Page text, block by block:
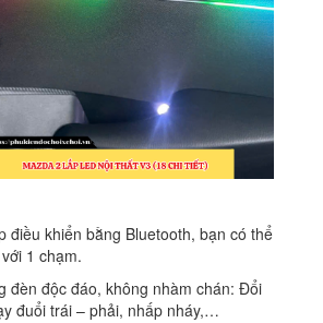
điều khiển bằng Bluetooth, bạn có thể
1 chạm.
đèn độc đáo, không nhàm chán: Đổi
đuổi trái – phải, nhấp nháy,…